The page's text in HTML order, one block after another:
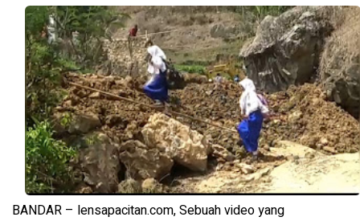
BANDAR – lensapacitan.com, Sebuah video yang